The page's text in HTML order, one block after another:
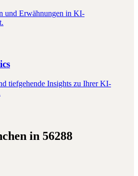
und Erwähnungen in KI-
tiefgehende Insights zu Ihrer KI-
in 56288